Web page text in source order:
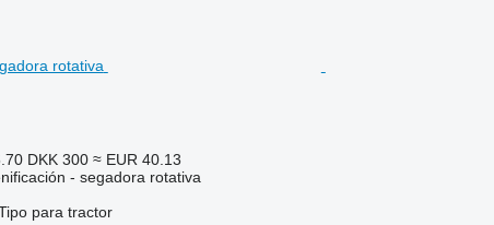
DKK 300 ≈ EUR 40.13
- segadora rotativa
para tractor